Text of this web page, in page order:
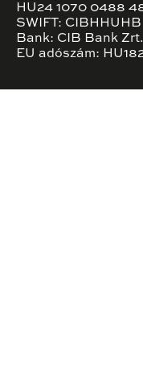
HU24 1070 0488
SWIFT: CIBHHUHB
Bank: CIB Bank Zrt.
EU adószám: